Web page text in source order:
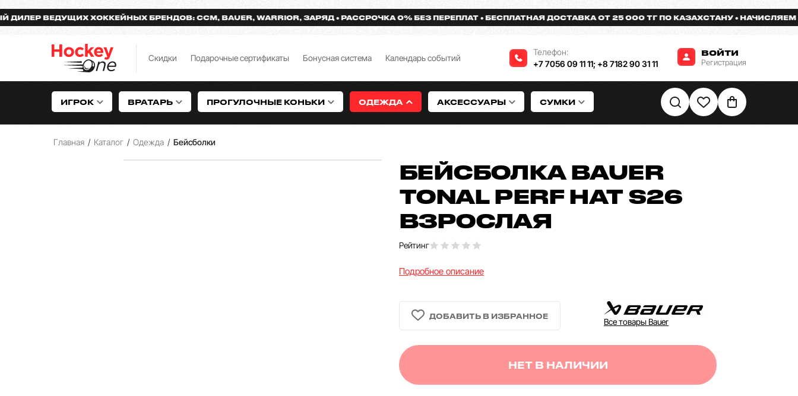
ВЕДУЩИХ ХОККЕЙНЫХ БРЕНДОВ: CCM, BAUER, WARRIOR, ЗАРЯД РАССРОЧКА 0% БЕЗ ПЕРЕПЛАТ БЕСПЛАТНАЯ ДОСТАВКА ОТ 25 000 ТГ ПО КАЗАХСТАНУ НАЧИСЛЯЕМ
Скидки Подарочные сертификаты Бонусная система Календарь событий
Телефон:
+7 7056 09 11 11; +8 7182 90 31 11
ВОЙТИ
Регистрация
ИГРОК ВРАТАРЬ ПРОГУЛОЧНЫЕ КОНЬКИ ОДЕЖДА АКСЕССУАРЫ СУМКИ
Главная / Каталог / Одежда / Бейсболки
БЕЙСБОЛКА BAUER
TONAL PERF HAT S26
ВЗРОСЛАЯ
Рейтинг
Подробное описание
Все товары Bauer
НЕТ В НАЛИЧИИ